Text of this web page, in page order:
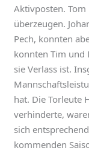
Aktivposten. Tom
überzeugen.
Pech, konnten
konnten Tim und
sie Verlass ist.
hat. Die Torleute
verhinderte,
sich
kommenden